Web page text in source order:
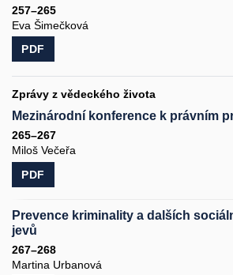
257–265
Eva Šimečková
PDF
Zprávy z vědeckého života
Mezinárodní konference k právním
265–267
Miloš Večeřa
PDF
Prevence kriminality a dalších
jevů
267–268
Martina Urbanová